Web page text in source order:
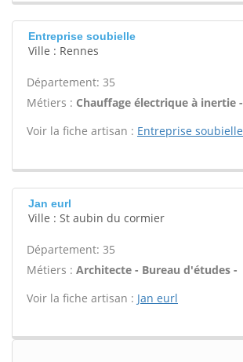
Entreprise soubielle
Ville : Rennes
Département: 35
Métiers : Chauffage électrique à inertie -
Voir la fiche artisan : Entreprise soubielle
Jan eurl
Ville : St aubin du cormier
Département: 35
Métiers : Architecte - Bureau d'études -
Voir la fiche artisan : Jan eurl